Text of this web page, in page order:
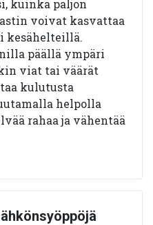
kuinka paljon
voivat kasvattaa
kesähelteillä.
päällä ympäri
viat tai väärät
kulutusta
helpolla
rahaa ja vähentää